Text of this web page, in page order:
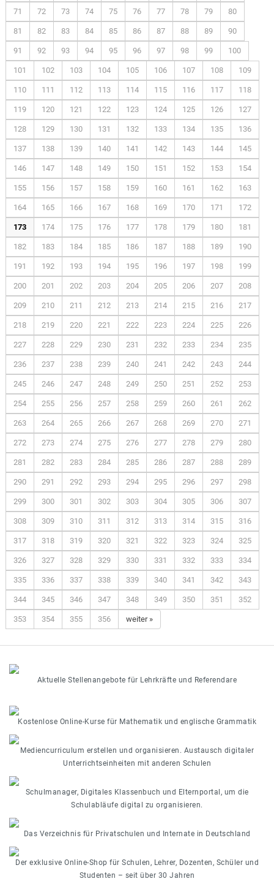
71 72 73 74 75 76 77 78 79 80
81 82 83 84 85 86 87 88 89 90
91 92 93 94 95 96 97 98 99 100
101 102 103 104 105 106 107 108 109
110 111 112 113 114 115 116 117 118
119 120 121 122 123 124 125 126 127
128 129 130 131 132 133 134 135 136
137 138 139 140 141 142 143 144 145
146 147 148 149 150 151 152 153 154
155 156 157 158 159 160 161 162 163
164 165 166 167 168 169 170 171 172
173 174 175 176 177 178 179 180 181
182 183 184 185 186 187 188 189 190
191 192 193 194 195 196 197 198 199
200 201 202 203 204 205 206 207 208
209 210 211 212 213 214 215 216 217
218 219 220 221 222 223 224 225 226
227 228 229 230 231 232 233 234 235
236 237 238 239 240 241 242 243 244
245 246 247 248 249 250 251 252 253
254 255 256 257 258 259 260 261 262
263 264 265 266 267 268 269 270 271
272 273 274 275 276 277 278 279 280
281 282 283 284 285 286 287 288 289
290 291 292 293 294 295 296 297 298
299 300 301 302 303 304 305 306 307
308 309 310 311 312 313 314 315 316
317 318 319 320 321 322 323 324 325
326 327 328 329 330 331 332 333 334
335 336 337 338 339 340 341 342 343
344 345 346 347 348 349 350 351 352
353 354 355 356 weiter »
Aktuelle Stellenangebote für Lehrkräfte und Referendare
Kostenlose Online-Kurse für Mathematik und englische Grammatik
Mediencurriculum erstellen und organisieren. Austausch digitaler
Unterrichtseinheiten mit anderen Schulen
Schulmanager, Digitales Klassenbuch und Elternportal, um die
Schulabläufe digital zu organisieren.
Das Verzeichnis für Privatschulen und Internate in Deutschland
Der exklusive Online-Shop für Schulen, Lehrer, Dozenten, Schüler und
Studenten – seit über 30 Jahren